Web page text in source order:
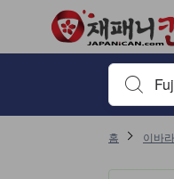
검색하고
홈 이바